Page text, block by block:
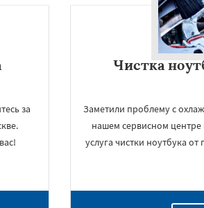
за
Чистка
Заметили проблему с
нашем сервисном центре
услуга чистки ноутбука
Даю согласие на